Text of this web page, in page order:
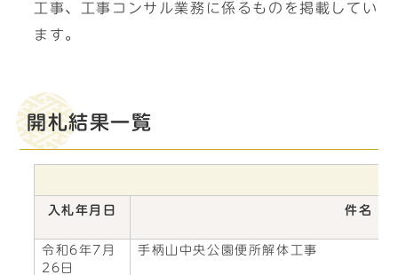
工事、工事コンサル業務に係るものを掲載してい
ます。
開札結果一覧
入札年月日 件名
令和6年7月
26日
手柄山中央公園便所解体工事